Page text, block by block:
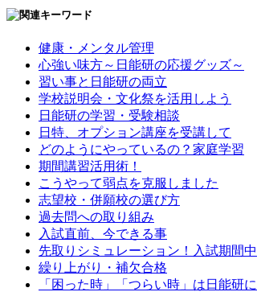
健康・メンタル管理
心強い味方～日能研の応援グッズ～
習い事と日能研の両立
学校説明会・文化祭を活用しよう
日能研の学習・受験相談
日特、オプション講座を受講して
どのようにやっているの？家庭学習
期間講習活用術！
こうやって弱点を克服しました
志望校・併願校の選び方
過去問への取り組み
入試直前、今できる事
先取りシミュレーション！入試期間中
繰り上がり・補欠合格
「困った時」「つらい時」は日能研に